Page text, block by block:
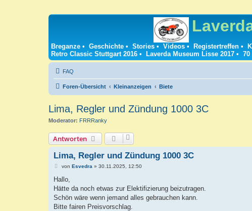
Breganze • Geschichte • Stories • Videos • Registertreffen •
Retro Classic Stuttgart 2016 • Laverda Museum Lisse 2017 • 70
FAQ
Foren-Übersicht Kleinanzeigen Biete
Lima, Regler und Zündung 1000 3C
Moderator: FRRRanky
Antworten
Lima, Regler und Zündung 1000 3C
B
i
r
a
von Esvedra » 30.11.2025, 12:50
Hallo,
Hätte da noch etwas zur Elektifizierung beizutragen.
Schön wäre wenn jemand alles gebrauchen kann.
Bitte fairen Preisvorschlag.